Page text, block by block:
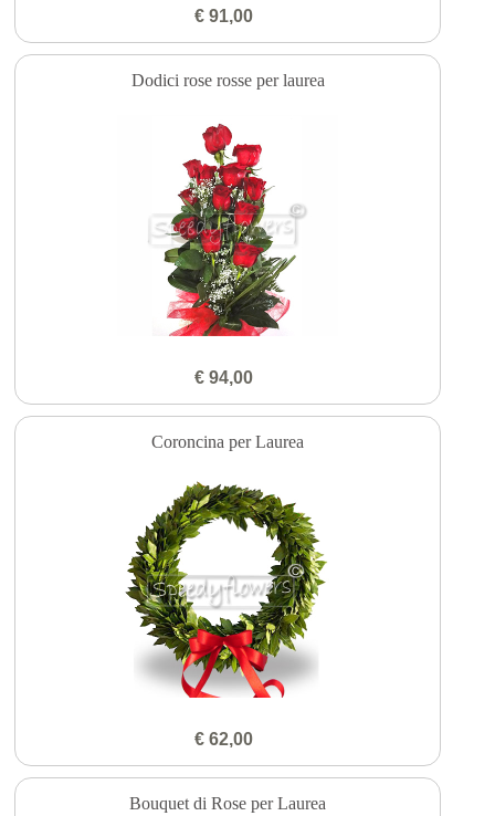
€ 91,00
Dodici rose rosse per laurea
€ 94,00
Coroncina per Laurea
€ 62,00
Bouquet di Rose per Laurea